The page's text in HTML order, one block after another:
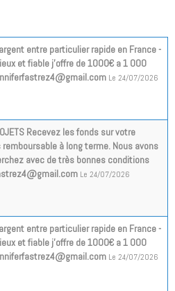
entre particulier rapide en France -
et fiable j'offre de 1000€ a 1 000
Le 24/07/2026
Recevez les fonds sur votre
à long terme. Nous avons
avec de très bonnes conditions
Le 24/07/2026
entre particulier rapide en France -
et fiable j'offre de 1000€ a 1 000
Le 24/07/2026